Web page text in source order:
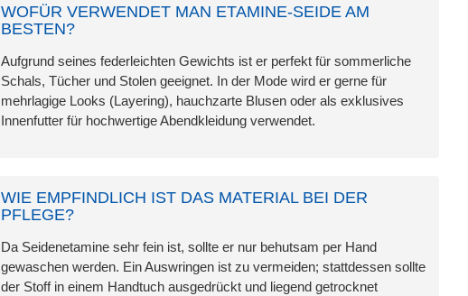
WOFÜR VERWENDET MAN ETAMINE-SEIDE AM
BESTEN?
Aufgrund seines federleichten Gewichts ist er perfekt für sommerliche
Schals, Tücher und Stolen geeignet. In der Mode wird er gerne für
mehrlagige Looks (Layering), hauchzarte Blusen oder als exklusives
Innenfutter für hochwertige Abendkleidung verwendet.
WIE EMPFINDLICH IST DAS MATERIAL BEI DER
PFLEGE?
Da Seidenetamine sehr fein ist, sollte er nur behutsam per Hand
gewaschen werden. Ein Auswringen ist zu vermeiden; stattdessen sollte
der Stoff in einem Handtuch ausgedrückt und liegend getrocknet